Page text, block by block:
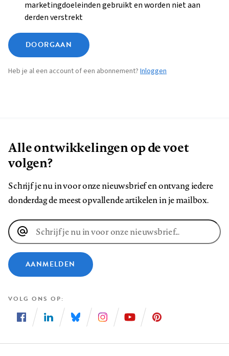
marketingdoeleinden gebruikt en worden niet aan
derden verstrekt
DOORGAAN
Heb je al een account of een abonnement? Inloggen
Alle ontwikkelingen op de voet
volgen?
Schrijf je nu in voor onze nieuwsbrief en ontvang iedere
donderdag de meest opvallende artikelen in je mailbox.
E-
mailadres
AANMELDEN
VOLG ONS OP
ons
ons
ons
ons
ons
ons